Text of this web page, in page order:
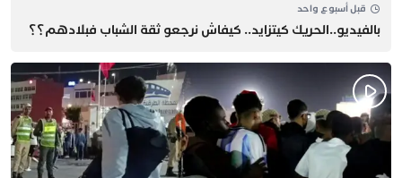
قبل أسبوع واحد
بالفيديو..الحريك كيتزايد.. كيفاش نرجعو ثقة الشباب فبلادهم؟؟